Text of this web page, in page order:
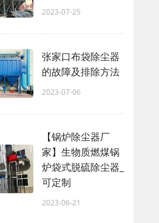
2023-07-25
张家口布袋除尘器
的故障及排除方法
2023-07-06
【锅炉除尘器厂
家】生物质燃煤锅
炉袋式脱硫除尘器_
可定制
2023-06-21